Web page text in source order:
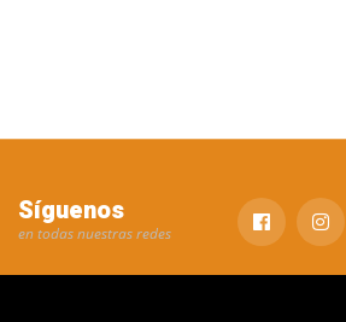
Síguenos
en todas nuestras redes